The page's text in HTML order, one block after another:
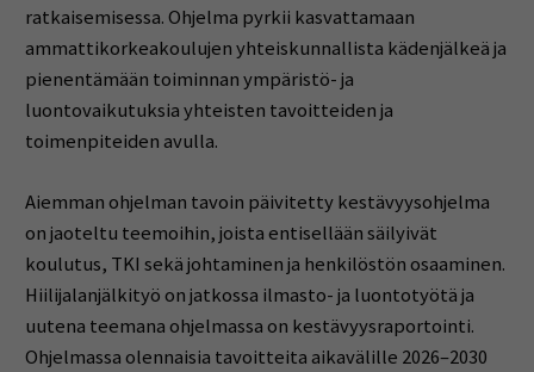
ratkaisemisessa. Ohjelma pyrkii kasvattamaan
ammattikorkeakoulujen yhteiskunnallista kädenjälkeä ja
pienentämään toiminnan ympäristö- ja
luontovaikutuksia yhteisten tavoitteiden ja
toimenpiteiden avulla.
Aiemman ohjelman tavoin päivitetty kestävyysohjelma
on jaoteltu teemoihin, joista entisellään säilyivät
koulutus, TKI sekä johtaminen ja henkilöstön osaaminen.
Hiilijalanjälkityö on jatkossa ilmasto- ja luontotyötä ja
uutena teemana ohjelmassa on kestävyysraportointi.
Ohjelmassa olennaisia tavoitteita aikavälille 2026–2030